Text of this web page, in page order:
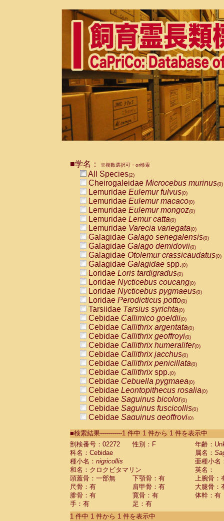
■学名： ※複数選択可・or検索
All Species(2)
Cheirogaleidae Microcebus murinus(0)
Lemuridae Eulemur fulvus(0)
Lemuridae Eulemur macaco(0)
Lemuridae Eulemur mongoz(0)
Lemuridae Lemur catta(0)
Lemuridae Varecia variegata(0)
Galagidae Galago senegalensis(0)
Galagidae Galago demidovii(0)
Galagidae Otolemur crassicaudatus(0)
Galagidae Galagidae spp.(0)
Loridae Loris tardigradus(0)
Loridae Nycticebus coucang(0)
Loridae Nycticebus pygmaeus(0)
Loridae Perodicticus potto(0)
Tarsiidae Tarsius syrichta(0)
Cebidae Callimico goeldii(0)
Cebidae Callithrix argentata(0)
Cebidae Callithrix geoffroyi(0)
Cebidae Callithrix humeralifer(0)
Cebidae Callithrix jacchus(0)
Cebidae Callithrix penicillata(0)
Cebidae Callithrixspp.(0)
Cebidae Cebuella pygmaea(0)
Cebidae Leontopithecus rosalia(0)
Cebidae Saguinus bicolor(0)
Cebidae Saguinus fuscicollis(0)
Cebidae Saguinus geoffroyi(0)
CebidaeSaguinus labiatus(0)
Cebidae Saguinus leucopus (0)
Cebidae
CebidaeSaguinus mystax
CebidaeSaguinus nigricollis (1)
Cebidae Saguinus oedipus
Cebidae Saguinus weddelli
Cebidae Saguinusspp.
Cebidae Aotus trivirgatus
Cebidae Cebus albifrons
■検索結果-----------1 件中 1 件から 1 件を表示中
剖検番号：02272
性別：F
年齢：
科名：Cebidae
属名：
種小名： nigricollis
亜種小名
和名：クロクビタマリン
英名：
頭蓋骨：一部無
下顎骨：有
上腕骨：
尺骨：有
肩甲骨：有
大腿骨：
腓骨：有
寛骨：有
体幹：有
手：有
足：有
1 件中 1 件から 1 件を表示中